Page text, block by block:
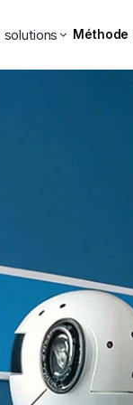
solutions Méthode